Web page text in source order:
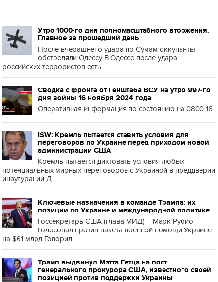
Утро 1000-го дня полномасштабного вторжения.
Главное за прошедший день
После вчерашнего удара по Сумам оккупанты
обстреляли Одессу В Одессе после удара
российских террористов есть ...
Сводка с фронта от Генштаба ВСУ на утро 997-го
дня войны 16 ноября 2024 года
Оперативная информация по состоянию на 0800 16
ISW: Кремль пытается ставить условия для
переговоров по Украине перед приходом новой
администрации США
Кремль пытается диктовать условия любых
потенциальных мирных переговоров с Украиной в преддверии
инаугурации Д...
Ключевые назначения в команде Трампа: их
позиции по Украине и международной политике
Госсекретарь США (глава МИД) – Марк Рубио
Голосовал против пакета военной помощи Украине
на $61 млрд Говорил,...
Трамп выдвинул Мэтта Гетца на пост
генерального прокурора США, известного своей
позицией против поддержки Украины